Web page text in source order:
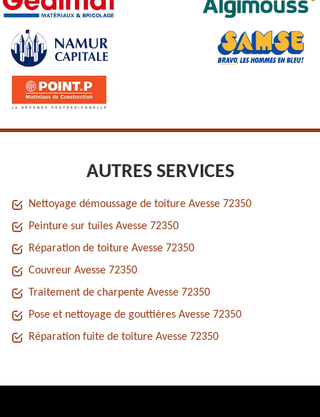
AUTRES SERVICES
Nettoyage démoussage de toiture Avesse 72350
Peinture sur tuiles Avesse 72350
Réparation de toiture Avesse 72350
Couvreur Avesse 72350
Traitement de charpente Avesse 72350
Pose et nettoyage de gouttières Avesse 72350
Réparation fuite de toiture Avesse 72350